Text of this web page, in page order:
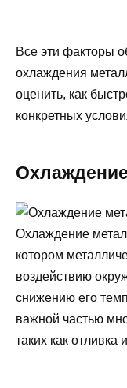
Все эти факторы
охлаждения
оценить, как
конкретных
Охлаждение
котором
воздействию
снижению его
важной частью
таких как отливка